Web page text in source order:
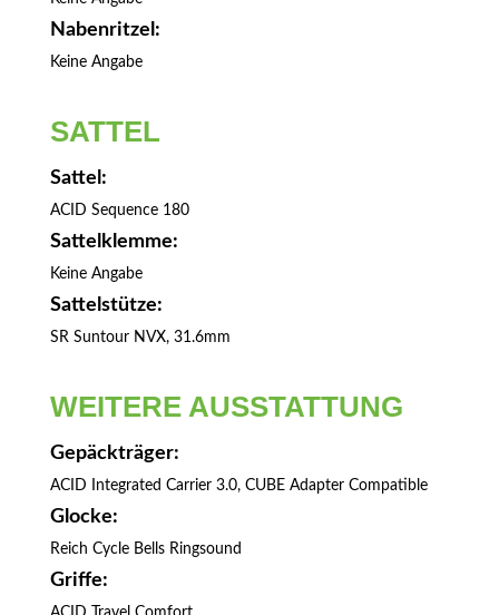
Nabenritzel:
Keine Angabe
SATTEL
Sattel:
ACID Sequence 180
Sattelklemme:
Keine Angabe
Sattelstütze:
SR Suntour NVX, 31.6mm
WEITERE AUSSTATTUNG
Gepäckträger:
ACID Integrated Carrier 3.0, CUBE Adapter Compatible
Glocke:
Reich Cycle Bells Ringsound
Griffe: